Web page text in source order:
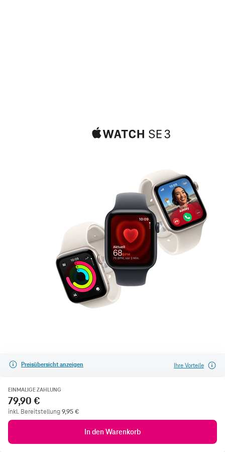
Preisübersicht anzeigen Ihre Vorteile
EINMALIGE ZAHLUNG
79,90 €
inkl. Bereitstellung9,95€
In den Warenkorb